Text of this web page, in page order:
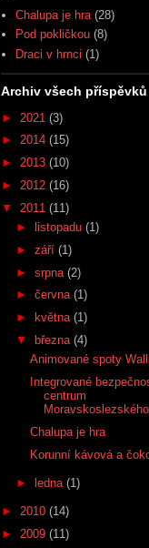
Chalupa je hra (28)
Pod pokličkou (8)
Draci v hrnci (1)
Archiv všech příspěvků
► 2021 (3)
► 2014 (15)
► 2013 (10)
► 2012 (16)
▼ 2011 (11)
►
listopadu (1)
► září (1)
► srpna (2)
► června (1)
►
května (1)
▼
března (4)
Animované spoty
Integrované
centrum
Chalupa je hra
Korunní kávová a
► ledna (1)
► 2010 (14)
► 2009 (11)